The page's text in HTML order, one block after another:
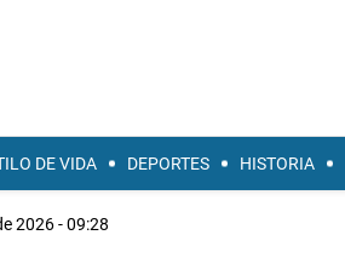
DE VIDA DEPORTES HISTORIA
2026 - 09:28